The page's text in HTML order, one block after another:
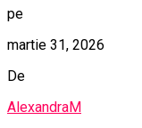
pe
martie 31, 2026
De
AlexandraM